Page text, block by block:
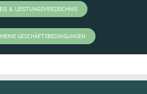
& LEISTUNGSVERZEICHNIS
GESCHÄFTSBEDINGUNGEN